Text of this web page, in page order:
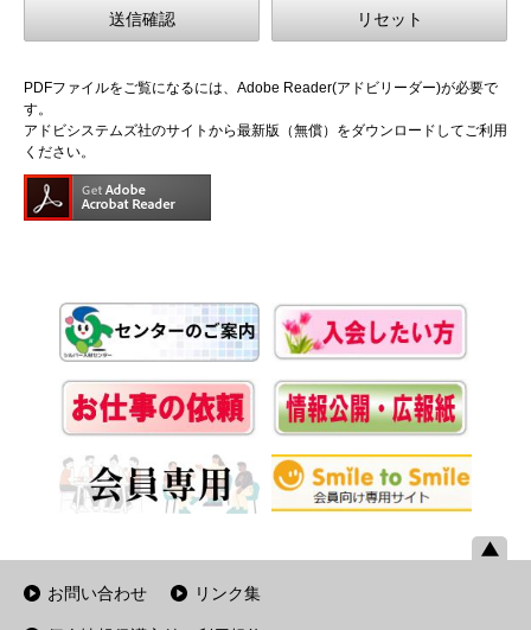
PDFファイルをご覧になるには、Adobe Reader(アドビリーダー)が必要で
す。
アドビシステムズ社のサイトから最新版（無償）をダウンロードしてご利用
ください。
お問い合わせ リンク集